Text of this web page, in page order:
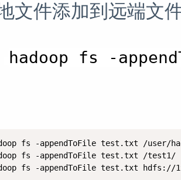
文件添加到远端文
hadoop fs -
fs -appendToFile test.txt /
fs -appendToFile test.txt /
fs -appendToFile test.txt